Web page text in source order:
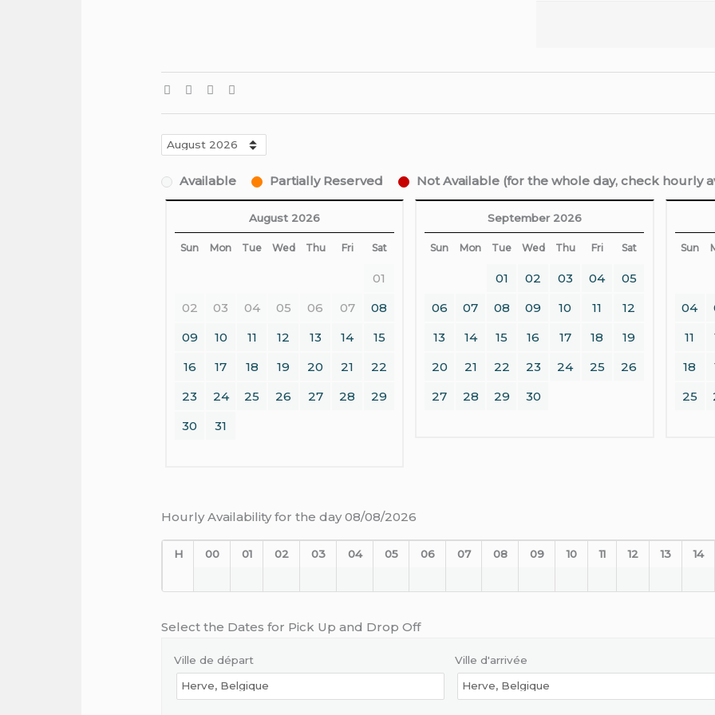
Available Partially Reserved Not Available (for the whole day, check hourly
August 2026
Sun Mon Tue Wed Thu Fri Sat
01
02
03 04 05 06 07
08
09
10 11 12 13 14
15
16
17 18 19 20 21
22
23
24 25 26 27 28
29
30
31
September 2026
Sun Mon Tue Wed Thu Fri Sat
01 02 03 04
05
06
07 08 09 10 11
12
13
14 15 16 17 18
19
20
21 22 23 24 25
26
27
28 29 30
Sun
04
11
18
25
Hourly Availability for the day 08/08/2026
H 00 01 02 03 04 05 06 07 08 09 10 11 12 13 14
Select the Dates for Pick Up and Drop Off
Ville de départ Ville d'arrivée